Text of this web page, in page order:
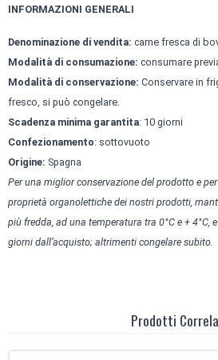
INFORMAZIONI GENERALI
Denominazione di vendita: carne fresca di
Modalità di consumazione: consumare
Modalità di conservazione: Conservare in
fresco, si può congelare.
Scadenza minima garantita: 10 giorni
Confezionamento: sottovuoto
Origine: Spagna
Per una miglior conservazione del prodotto e
proprietà organolettiche dei nostri prodotti,
più fredda, ad una temperatura tra 0°C e + 4°C,
giorni dall’acquisto; altrimenti congelare subito.
Prodotti